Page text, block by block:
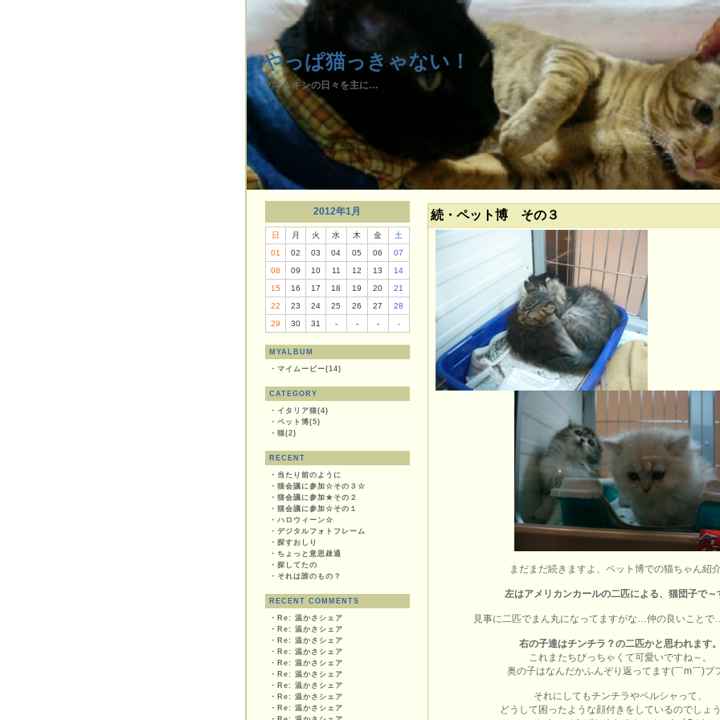
やっぱ猫っきゃない！
クマ＆キンの日々を主に…
2012年1月
日 月 火 水 木 金
土
01
02 03 04 05 06
07
08
09 10 11 12 13
14
15
16 17 18 19 20
21
22
23 24 25 26 27
28
29
30 31 - - - -
MYALBUM
・ マイムービー(14)
CATEGORY
・ イタリア猫(4)
・ ペット博(5)
・ 猫(2)
RECENT
・ 当たり前のように
・ 猫会議に参加☆その３☆
・ 猫会議に参加★その２
・ 猫会議に参加☆その１
・ ハロウィーン☆
・ デジタルフォトフレーム
・ 探すおしり
・ ちょっと意思疎通
・ 探してたの
・ それは誰のもの？
RECENT COMMENTS
・ Re: 温かさシェア
・ Re: 温かさシェア
・ Re: 温かさシェア
・ Re: 温かさシェア
・ Re: 温かさシェア
・ Re: 温かさシェア
・ Re: 温かさシェア
・ Re: 温かさシェア
・ Re: 温かさシェア
続・ペット博 その３
まだまだ続きますよ、ペット博での猫ちゃん紹
左はアメリカンカールの二匹による、猫団子で～
見事に二匹でまん丸になってますがな…仲の良いことで
右の子達はチンチラ？の二匹かと思われます
これまたちびっちゃくて可愛いですね～。
奥の子はなんだかふんぞり返ってます(￣m￣)ブ
それにしてもチンチラやペルシャって、
どうして困ったような顔付きをしているのでしょ